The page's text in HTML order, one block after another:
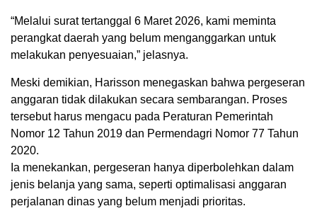
“Melalui surat tertanggal 6 Maret 2026, kami meminta
perangkat daerah yang belum menganggarkan untuk
melakukan penyesuaian,” jelasnya.
Meski demikian, Harisson menegaskan bahwa pergeseran
anggaran tidak dilakukan secara sembarangan. Proses
tersebut harus mengacu pada Peraturan Pemerintah
Nomor 12 Tahun 2019 dan Permendagri Nomor 77 Tahun
2020.
Ia menekankan, pergeseran hanya diperbolehkan dalam
jenis belanja yang sama, seperti optimalisasi anggaran
perjalanan dinas yang belum menjadi prioritas.